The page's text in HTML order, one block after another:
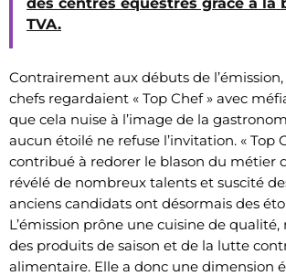
TVA.
Contrairement aux débuts de
chefs regardaient « Top Chef » avec
que cela nuise à l’image de la
aucun étoilé ne refuse l’invitation. « Top
contribué à redorer le blason du métier
révélé de nombreux talents et suscité
anciens candidats ont désormais des
L’émission prône une cuisine de qualité,
des produits de saison et de la lutte
alimentaire. Elle a donc une dimension